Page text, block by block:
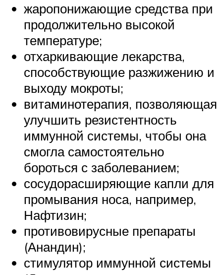
жаропонижающие средства при
продолжительно высокой
температуре;
отхаркивающие лекарства,
способствующие разжижению и
выходу мокроты;
витаминотерапия, позволяющая
улучшить резистентность
иммунной системы, чтобы она
смогла самостоятельно
бороться с заболеванием;
сосудорасширяющие капли для
промывания носа, например,
Нафтизин;
противовирусные препараты
(Анандин);
стимулятор иммунной системы